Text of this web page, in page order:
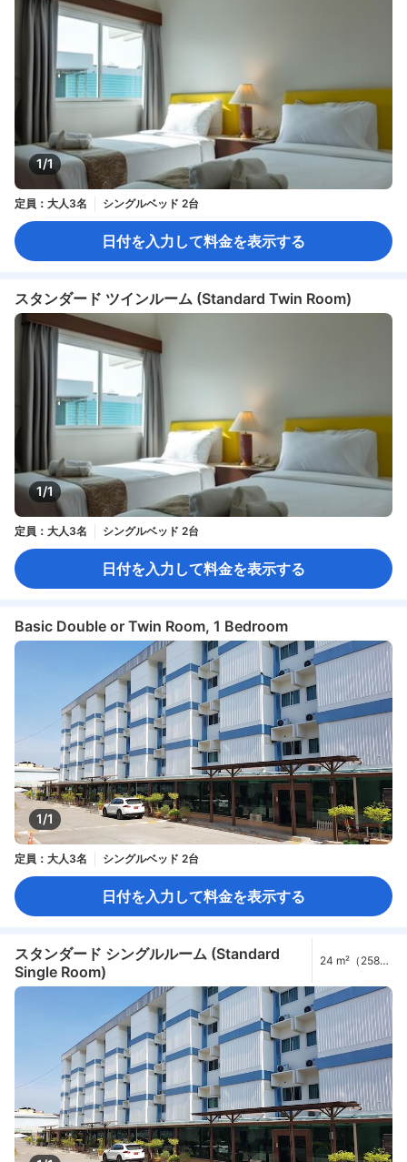
1/1
定員：大人3名 シングルベッド 2台
日付を入力して料金を表示する
スタンダード ツインルーム (Standard Twin Room)
1/1
定員：大人3名 シングルベッド 2台
日付を入力して料金を表示する
Basic Double or Twin Room, 1 Bedroom
1/1
定員：大人3名 シングルベッド 2台
日付を入力して料金を表示する
スタンダード シングルルーム (Standard
Single Room)
24 m²（258